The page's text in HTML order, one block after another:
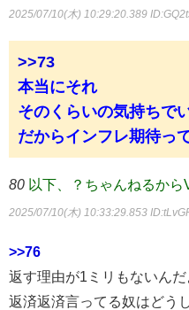
2025/07/10(木) 10:29:20.389
>>73
本当にそれ
そのくらいの気持ちで
だからインフレ期待っ
80 以下、？ちゃんねるか
2025/07/10(木) 10:33:29.853
>>76
返す理由が1ミリもないんだ
返済返済言ってる奴はどう